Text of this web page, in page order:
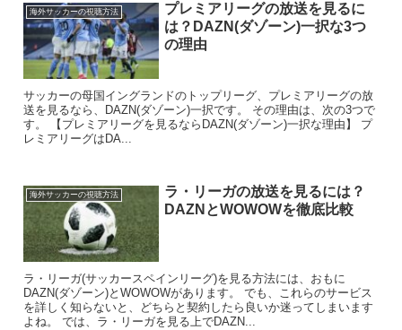
海外サッカーの視聴方法
プレミアリーグの放送を見るに
は？DAZN(ダゾーン)一択な3つ
の理由
サッカーの母国イングランドのトップリーグ、プレミアリーグの放
送を見るなら、DAZN(ダゾーン)一択です。 その理由は、次の3つで
す。 【プレミアリーグを見るならDAZN(ダゾーン)一択な理由】 プ
レミアリーグはDA...
海外サッカーの視聴方法
ラ・リーガの放送を見るには？
DAZNとWOWOWを徹底比較
ラ・リーガ(サッカースペインリーグ)を見る方法には、おもに
DAZN(ダゾーン)とWOWOWがあります。 でも、これらのサービス
を詳しく知らないと、どちらと契約したら良いか迷ってしまいます
よね。 では、ラ・リーガを見る上でDAZN...